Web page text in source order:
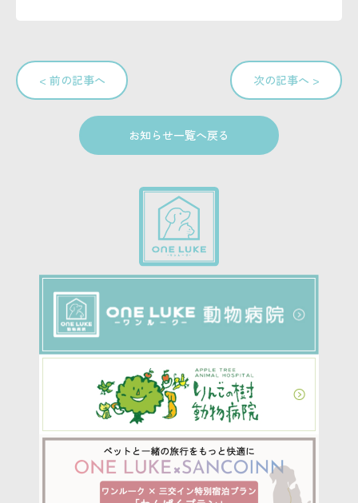
< 前の記事へ
お知らせ一覧へ戻る
次の記事へ >